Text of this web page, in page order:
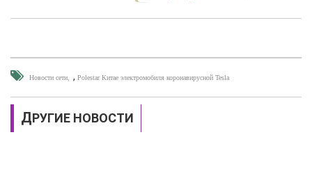
Новости сети , Polestar Китае электромобиля коронавирусной Tesla
ДРУГИЕ НОВОСТИ